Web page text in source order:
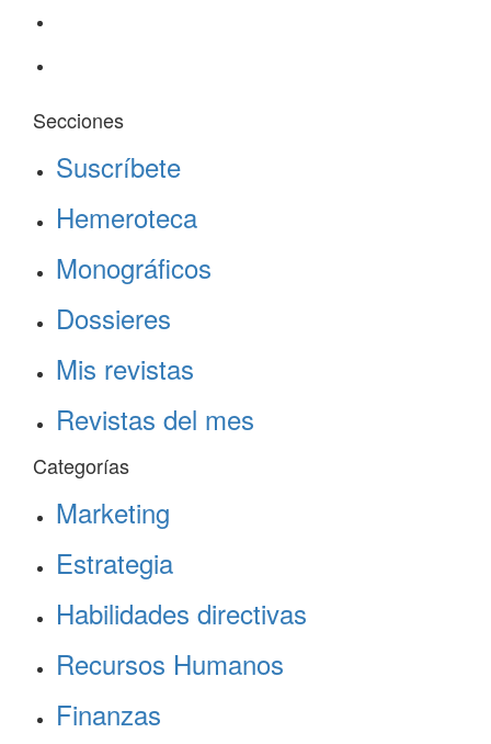
Secciones
Suscríbete
Hemeroteca
Monográficos
Dossieres
Mis revistas
Revistas del mes
Categorías
Marketing
Estrategia
Habilidades directivas
Recursos Humanos
Finanzas